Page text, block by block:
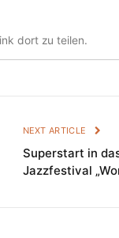
dort zu teilen.
NEXT ARTICLE
Superstart in
Jazzfestival